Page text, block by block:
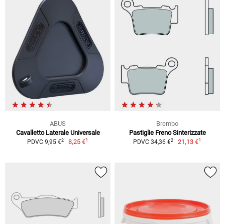
ABUS
Cavalletto Laterale Universale
PDVC 9,95 €2 8,25 €1
Brembo
Pastiglie Freno Sinterizzate
PDVC 34,36 €2 21,13 €1